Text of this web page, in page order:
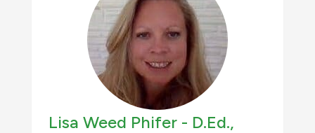
Lisa Weed Phifer - D.Ed.,